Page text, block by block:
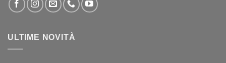
ULTIME NOVITÀ